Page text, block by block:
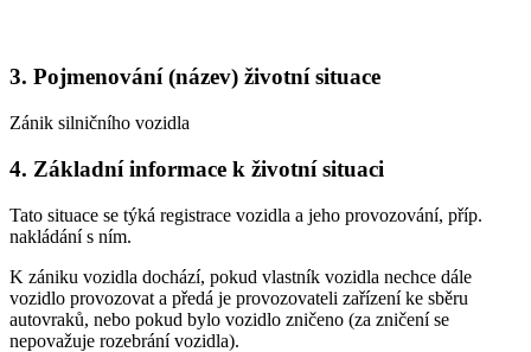
3. Pojmenování (název) životní situace
Zánik silničního vozidla
4. Základní informace k životní situaci
Tato situace se týká registrace vozidla a jeho provozování, příp.
nakládání s ním.
K zániku vozidla dochází, pokud vlastník vozidla nechce dále
vozidlo provozovat a předá je provozovateli zařízení ke sběru
autovraků, nebo pokud bylo vozidlo zničeno (za zničení se
nepovažuje rozebrání vozidla).